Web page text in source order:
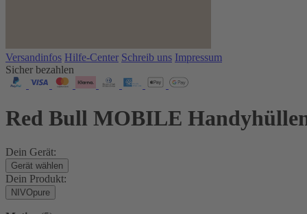
Versandinfos Hilfe-Center Schreib uns Impressum
Sicher bezahlen
Red Bull MOBILE
Dein Gerät:
Gerät wählen
Dein Produkt:
NIVOpure